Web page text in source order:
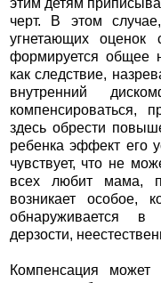
этим детям
черт. В этом
угнетающих оценок
формируется общее
как следствие,
внутренний
компенсироваться,
здесь обрести
ребенка эффект его
чувствует, что не
всех любит мама,
возникает особое,
обнаруживается в
дерзости,
Компенсация